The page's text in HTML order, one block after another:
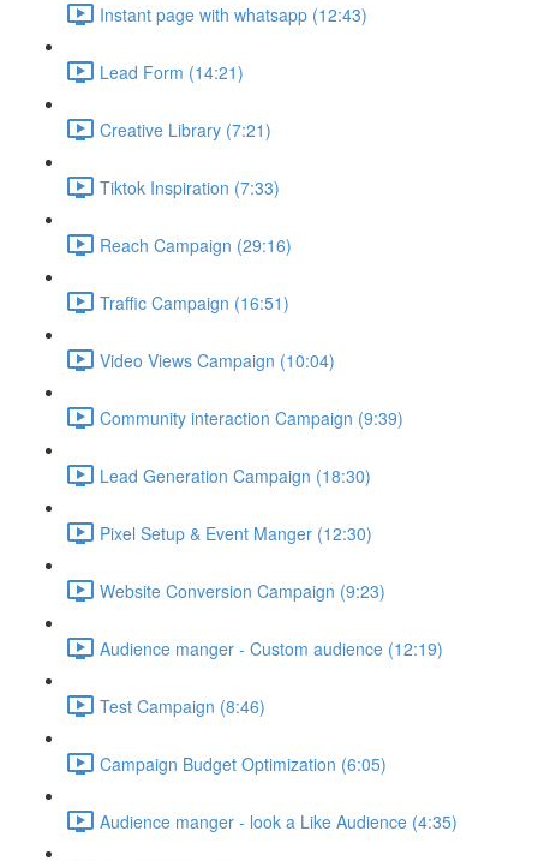
Instant page with whatsapp (12:43)
Lead Form (14:21)
Creative Library (7:21)
Tiktok Inspiration (7:33)
Reach Campaign (29:16)
Traffic Campaign (16:51)
Video Views Campaign (10:04)
Community interaction Campaign (9:39)
Lead Generation Campaign (18:30)
Pixel Setup & Event Manger (12:30)
Website Conversion Campaign (9:23)
Audience manger - Custom audience (12:19)
Test Campaign (8:46)
Campaign Budget Optimization (6:05)
Audience manger - look a Like Audience (4:35)